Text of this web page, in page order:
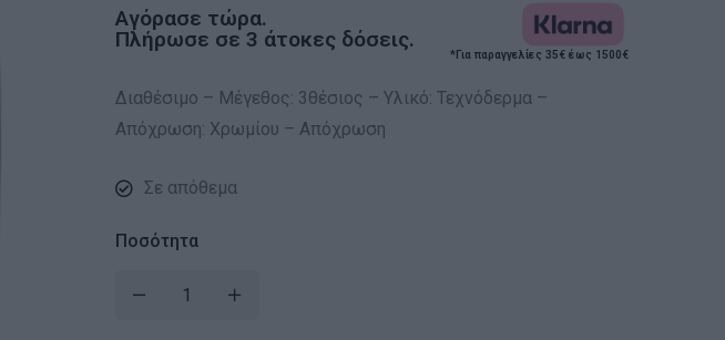
Αγόρασε τώρα.
Πλήρωσε σε 3 άτοκες δόσεις.
*Για παραγγελίες 35€ έως 1500€
Διαθέσιμο – Μέγεθος: 3θέσιος – Υλικό: Τεχνόδερμα –
Απόχρωση: Χρωμίου – Απόχρωση
Σε απόθεμα
Ποσότητα